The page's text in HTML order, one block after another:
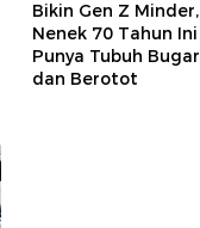
Bikin Gen Z Minder,
Nenek 70 Tahun Ini
Punya Tubuh Bugar
dan Berotot